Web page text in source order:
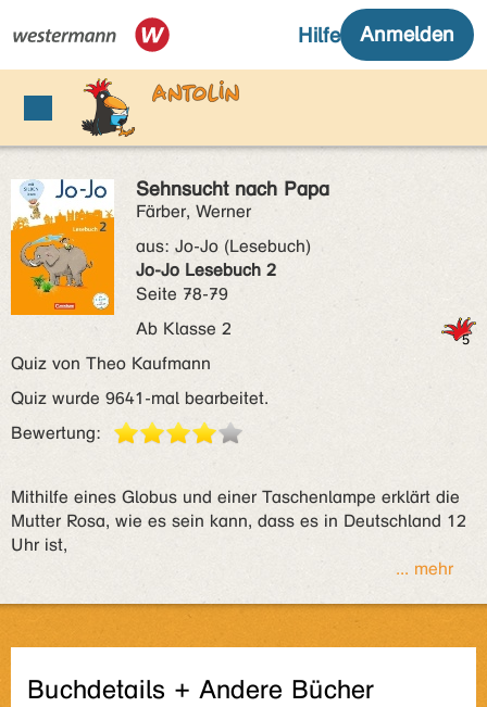
Sehnsucht nach Papa
Färber, Werner
aus: Jo-Jo (Lesebuch)
Jo-Jo Lesebuch 2
Seite 78-79
Ab Klasse 2
Quiz von Theo Kaufmann
Quiz wurde 9641-mal bearbeitet.
Bewertung:
Mithilfe eines Globus und einer Taschenlampe erklärt die
Mutter Rosa, wie es sein kann, dass es in Deutschland 12
Uhr ist,
... mehr
Buchdetails + Andere Bücher